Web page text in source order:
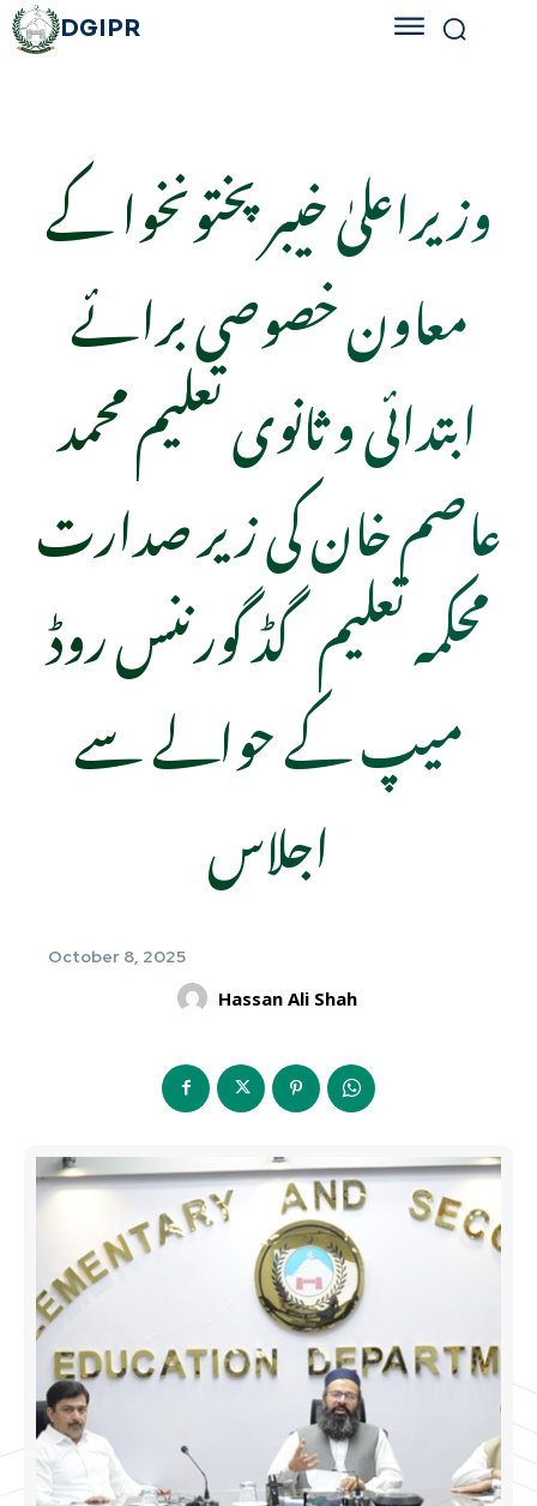
DGIPR
وزیراعلیٰ خیبر پختونخوا کے
معاون خصوصی برائے
ابتدائی و ثانوی تعلیم محمد
عاصم خان کی زیر صدارت
محکمہ تعلیم گڈ گورننس روڈ
میپ کے حوالے سے
اجلاس
October 8, 2025
Hassan Ali Shah